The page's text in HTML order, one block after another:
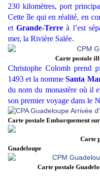
230 kilomètres, port
Cette île qui en réalité, en
etGrande-Terre à l’est
mer, la Rivière Salée.
Carte postale
Christophe Colomb prend
1493 et la nommeSanta
du nom du monastère où il
son premier voyage dans le
Carte postale Embarquement
Carte postale de
Guadeloupe
Carte postale